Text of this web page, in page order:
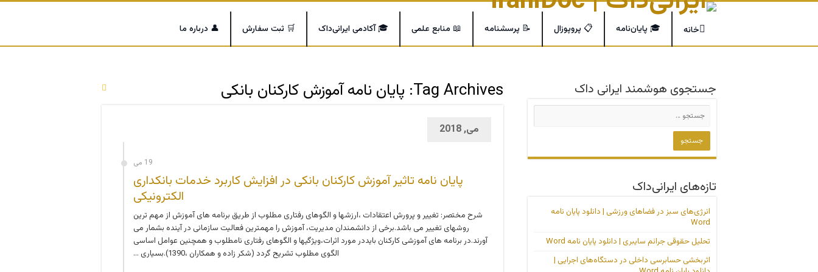
خانه 🎓 پایان‌نامه 📋 پروپوزال 📝 پرسشنامه 📖 منابع علمی 🎓 آکادمی ایرانی‌داک 🛒 ثبت سفارش 👤 درباره ما
Tag Archives: پایان نامه آموزش کارکنان بانکی
می, 2018
19 می
پایان نامه تاثیر آموزش کارکنان بانکی در افزایش کاربرد خدمات بانکداری
الکترونیکی
شرح مختصر: تغییر و پرورش اعتقادات ،ارزشها و الگوهای رفتاری مطلوب از طریق برنامه های آموزش از مهم ترین
روشهای تغییر می باشد.برخی از دانشمندان مدیریت، آموزش را مهمترین فعالیت سازمانی در آینده بشمار می
آورند.در برنامه های آموزشی کارکنان بایددر مورد اثرات،ویژگیها و الگوهای رفتاری نامطلوب و همچنین عوامل اساسی
الگوی مطلوب تشریح گردد (شکر زاده و همکاران ،1390).بسیاری …
جستجوی هوشمند ایرانی داک
تازه‌های ایرانی‌داک
انرژی‌های سبز در فضاهای ورزشی | دانلود پایان نامه
Word
تحلیل حقوقی جرائم سایبری | دانلود پایان نامه Word
اثربخشی حسابرسی داخلی در دستگاه‌های اجرایی |